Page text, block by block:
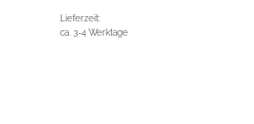
Lieferzeit:
ca. 3-4 Werktage